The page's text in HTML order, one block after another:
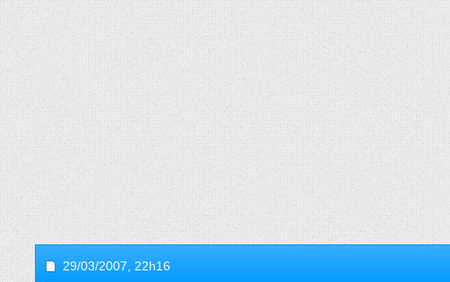
29/03/2007, 22h16